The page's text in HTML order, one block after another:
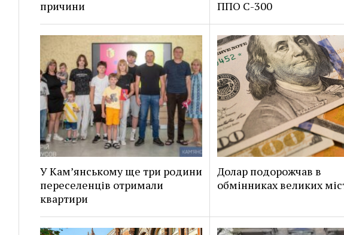
причини ППО С-300
У Кам’янському ще три родини
переселенців отримали
квартири
Долар подорожчав в
обмінниках великих